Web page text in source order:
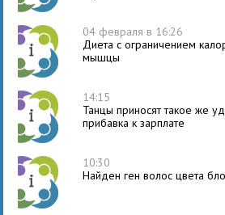
04 февраля в 16:26
Диета с ограничением
мышцы
14:15
Танцы приносят такое же
прибавка к зарплате
10:30
Найден ген волос цвета